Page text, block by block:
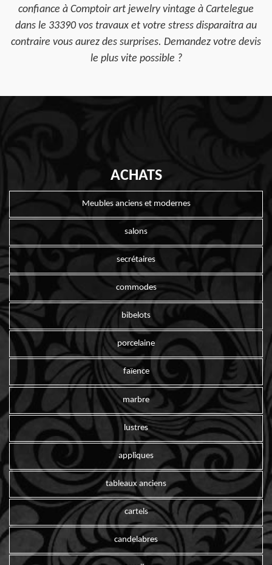
confiance à Comptoir art jewelry vintage à Cartelegue
dans le 33390 vos travaux et votre stress disparaitra au
contraire vous aurez des surprises. Demandez votre devis
le plus vite possible ?
ACHATS
Meubles anciens et modernes
salons
secrétaires
commodes
bibelots
porcelaine
faïence
marbre
lustres
appliques
tableaux anciens
cartels
candelabres